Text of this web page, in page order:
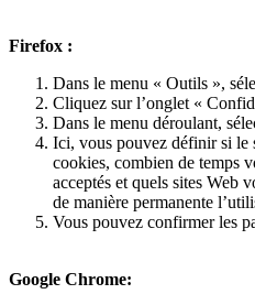
Firefox :
Dans le menu « Outils »,
Cliquez sur l’onglet «
Dans le menu déroulant,
Ici, vous pouvez définir si le
cookies, combien de temps
acceptés et quels sites Web
de manière permanente
Vous pouvez confirmer les
Google Chrome: